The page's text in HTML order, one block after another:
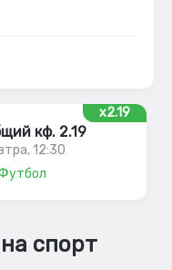
x2.19
кф. 2.19
12:30
спорт